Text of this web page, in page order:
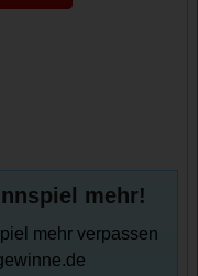
mehr!
mehr verpassen